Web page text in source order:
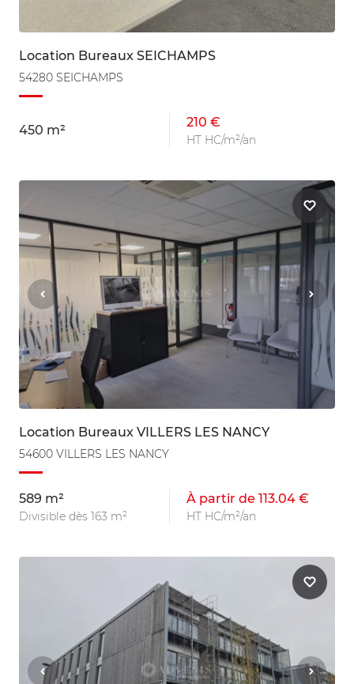
Location Bureaux SEICHAMPS
54280 SEICHAMPS
450 m²
210 €
HT HC/m²/an
Location Bureaux VILLERS LES NANCY
54600 VILLERS LES NANCY
589 m²
Divisible dès 163 m²
À partir de 113.04 €
HT HC/m²/an